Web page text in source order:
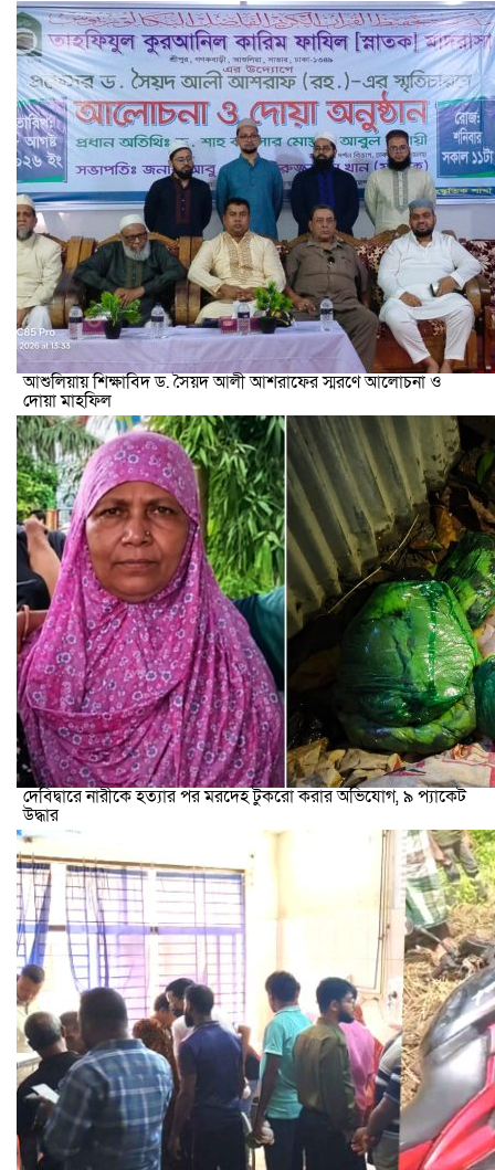
আশুলিয়ায় শিক্ষাবিদ ড. সৈয়দ আলী আশরাফের স্মরণে আলোচনা ও
দোয়া মাহফিল
দেবিদ্বারে নারীকে হত্যার পর মরদেহ টুকরো করার অভিযোগ, ৯ প্যাকেট
উদ্ধার